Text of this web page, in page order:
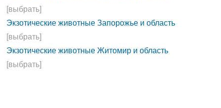
[выбрать]
Экзотические животные Запорожье и область
[выбрать]
Экзотические животные Житомир и область
[выбрать]